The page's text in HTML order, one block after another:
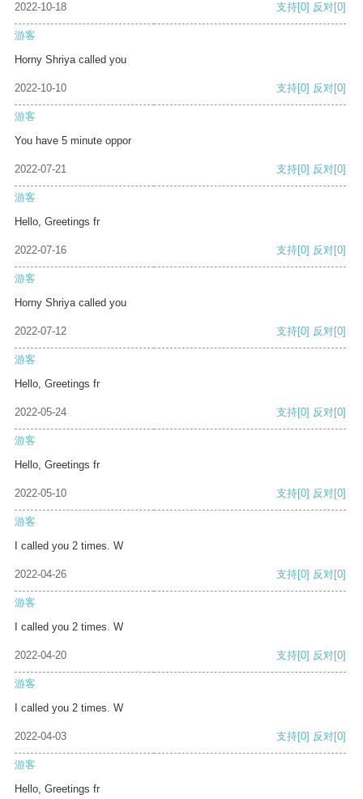
2022-10-18 支持[0] 反对[0]
游客
Horny Shriya called you
2022-10-10 支持[0] 反对[0]
游客
You have 5 minute oppor
2022-07-21 支持[0] 反对[0]
游客
Hello, Greetings fr
2022-07-16 支持[0] 反对[0]
游客
Horny Shriya called you
2022-07-12 支持[0] 反对[0]
游客
Hello, Greetings fr
2022-05-24 支持[0] 反对[0]
游客
Hello, Greetings fr
2022-05-10 支持[0] 反对[0]
游客
I called you 2 times. W
2022-04-26 支持[0] 反对[0]
游客
I called you 2 times. W
2022-04-20 支持[0] 反对[0]
游客
I called you 2 times. W
2022-04-03 支持[0] 反对[0]
游客
Hello, Greetings fr